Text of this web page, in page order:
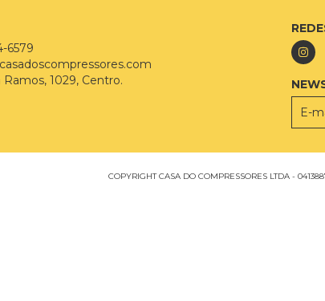
6579
Ramos, 1029, Centro.
COPYRIGHT CASA DO COMPRESSORES LTDA -